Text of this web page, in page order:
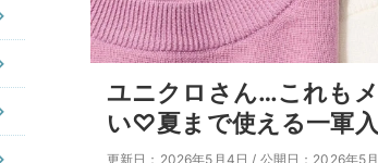
ユニクロさん…これも
い♡夏まで使える一軍
更新日：2026年5月4日 / 公開日：2026年5